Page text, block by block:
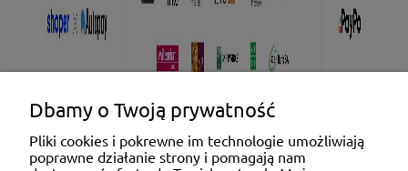
Pomoc
Dbamy o Twoją prywatność
Pliki cookies i pokrewne im technologie umożliwiają
poprawne działanie strony i pomagają nam